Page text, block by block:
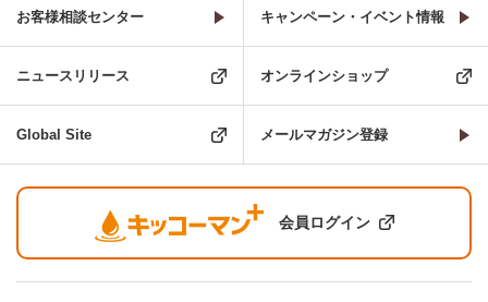
お客様相談センター キャンペーン・イベント情報
ニュースリリース オンラインショップ
Global Site メールマガジン登録
会員ログイン